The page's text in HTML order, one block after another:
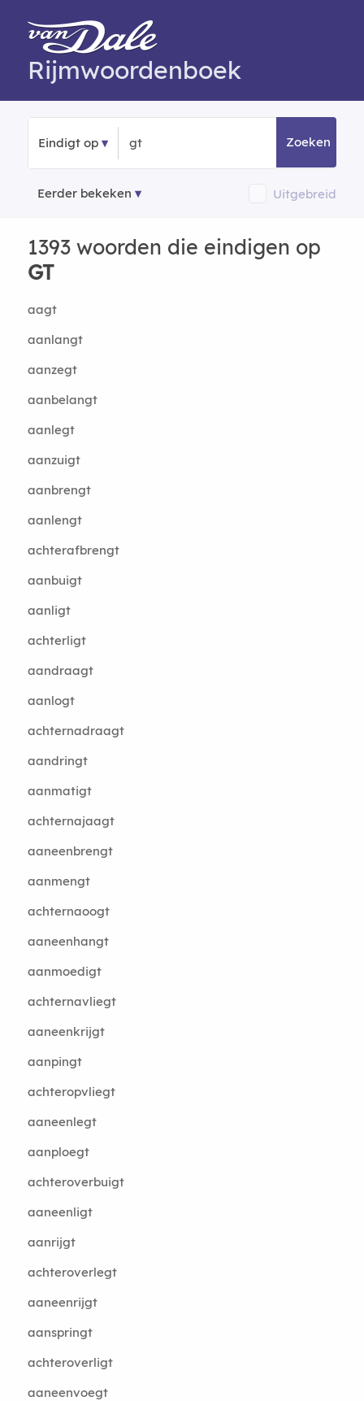
Rijmwoordenboek
Eindigt op Zoeken
Eerder bekeken Uitgebreid
1393 woorden die eindigen op
GT
aagt
aanlangt
aanzegt
aanbelangt
aanlegt
aanzuigt
aanbrengt
aanlengt
achterafbrengt
aanbuigt
aanligt
achterligt
aandraagt
aanlogt
achternadraagt
aandringt
aanmatigt
achternajaagt
aaneenbrengt
aanmengt
achternaoogt
aaneenhangt
aanmoedigt
achternavliegt
aaneenkrijgt
aanpingt
achteropvliegt
aaneenlegt
aanploegt
achteroverbuigt
aaneenligt
aanrijgt
achteroverlegt
aaneenrijgt
aanspringt
achteroverligt
aaneenvoegt